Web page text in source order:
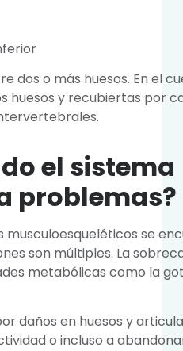
dos o más huesos. En el
huesos y recubiertas por
el sistema
problemas?
musculoesqueléticos se
son múltiples. La
metabólicas como la
daños en huesos y
o incluso a